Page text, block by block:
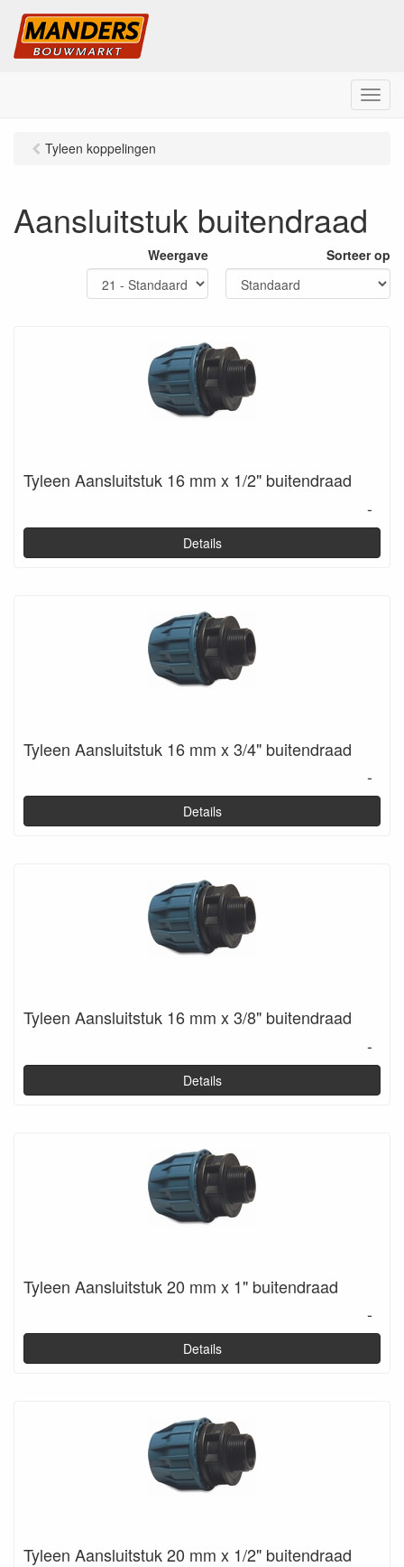
M
e
Tyleen koppelingen
Aansluitstuk buitendraad
Weergave Sorteer op
Tyleen Aansluitstuk 16 mm x 1/2" buitendraad
-
Details
Tyleen Aansluitstuk 16 mm x 3/4" buitendraad
-
Details
Tyleen Aansluitstuk 16 mm x 3/8" buitendraad
-
Details
Tyleen Aansluitstuk 20 mm x 1" buitendraad
-
Details
Tyleen Aansluitstuk 20 mm x 1/2" buitendraad